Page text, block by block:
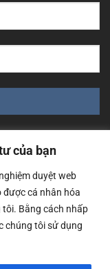
của bạn
duyệt web
được cá nhân hóa
Bằng cách nhấp
chúng tôi sử dụng
0108783483
và Đầu Tư Tp. Hà
Reserved